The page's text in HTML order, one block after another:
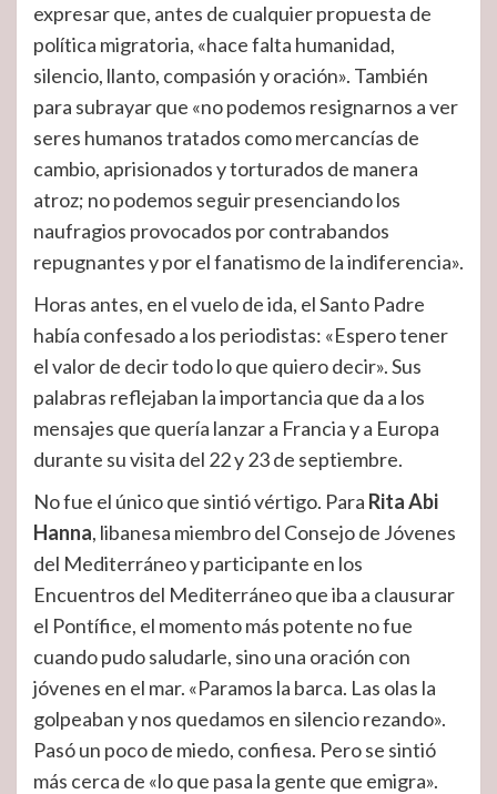
expresar que, antes de cualquier propuesta de
política migratoria, «hace falta humanidad,
silencio, llanto, compasión y oración». También
para subrayar que «no podemos resignarnos a ver
seres humanos tratados como mercancías de
cambio, aprisionados y torturados de manera
atroz; no podemos seguir presenciando los
naufragios provocados por contrabandos
repugnantes y por el fanatismo de la indiferencia».
Horas antes, en el vuelo de ida, el Santo Padre
había confesado a los periodistas: «Espero tener
el valor de decir todo lo que quiero decir». Sus
palabras reflejaban la importancia que da a los
mensajes que quería lanzar a Francia y a Europa
durante su visita del 22 y 23 de septiembre.
No fue el único que sintió vértigo. Para Rita Abi
Hanna, libanesa miembro del Consejo de Jóvenes
del Mediterráneo y participante en los
Encuentros del Mediterráneo que iba a clausurar
el Pontífice, el momento más potente no fue
cuando pudo saludarle, sino una oración con
jóvenes en el mar. «Paramos la barca. Las olas la
golpeaban y nos quedamos en silencio rezando».
Pasó un poco de miedo, confiesa. Pero se sintió
más cerca de «lo que pasa la gente que emigra».